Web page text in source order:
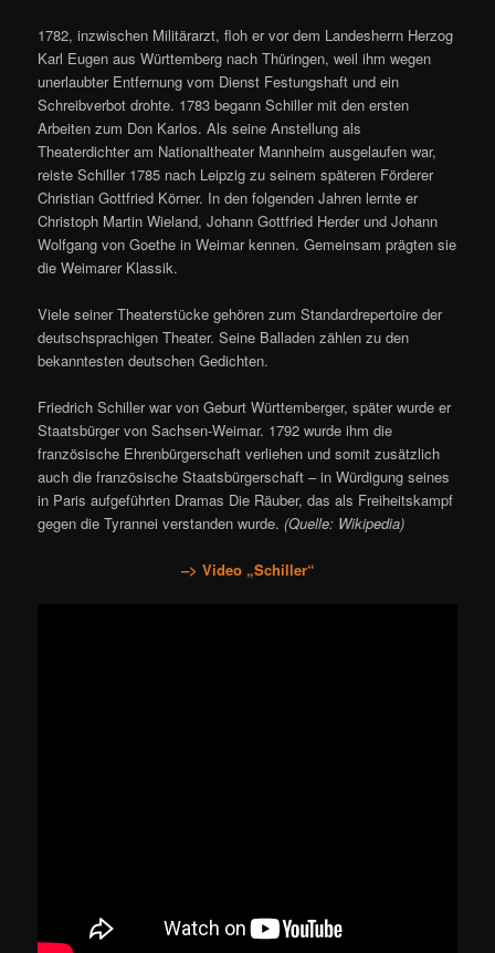
1782, inzwischen Militärarzt, floh er vor dem Landesherrn Herzog
Karl Eugen aus Württemberg nach Thüringen, weil ihm wegen
unerlaubter Entfernung vom Dienst Festungshaft und ein
Schreibverbot drohte. 1783 begann Schiller mit den ersten
Arbeiten zum Don Karlos. Als seine Anstellung als
Theaterdichter am Nationaltheater Mannheim ausgelaufen war,
reiste Schiller 1785 nach Leipzig zu seinem späteren Förderer
Christian Gottfried Körner. In den folgenden Jahren lernte er
Christoph Martin Wieland, Johann Gottfried Herder und Johann
Wolfgang von Goethe in Weimar kennen. Gemeinsam prägten sie
die Weimarer Klassik.
Viele seiner Theaterstücke gehören zum Standardrepertoire der
deutschsprachigen Theater. Seine Balladen zählen zu den
bekanntesten deutschen Gedichten.
Friedrich Schiller war von Geburt Württemberger, später wurde er
Staatsbürger von Sachsen-Weimar. 1792 wurde ihm die
französische Ehrenbürgerschaft verliehen und somit zusätzlich
auch die französische Staatsbürgerschaft – in Würdigung seines
in Paris aufgeführten Dramas Die Räuber, das als Freiheitskampf
gegen die Tyrannei verstanden wurde. (Quelle: Wikipedia)
–> Video „Schiller“